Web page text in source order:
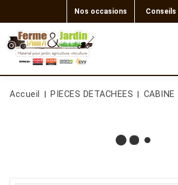
Nos occasions Conseils
Accueil PIECES DETACHEES CABINE